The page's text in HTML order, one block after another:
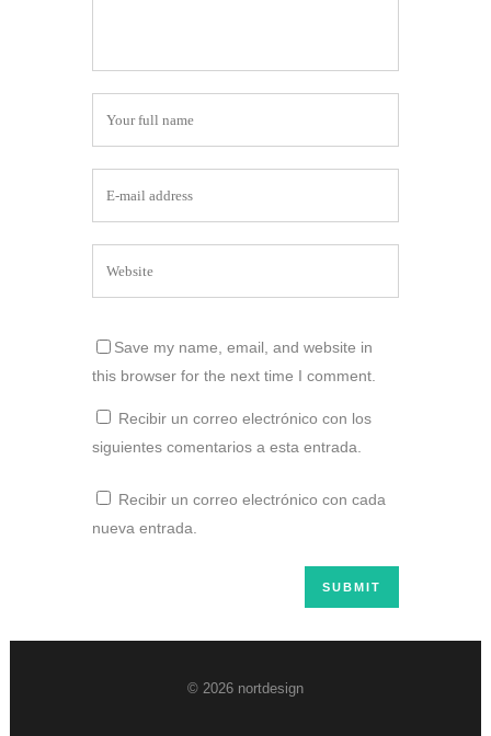
Save my name, email, and website in
this browser for the next time I comment.
Recibir un correo electrónico con los
siguientes comentarios a esta entrada.
Recibir un correo electrónico con cada
nueva entrada.
© 2026 nortdesign